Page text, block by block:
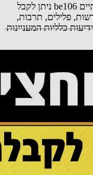
בהתחברות לקבוצת הוואטסאפ של חדשות גבעתיים be106 ניתן לקבל
פלילים, תרבות,
כלליות המעניינות
יש טעות. כתוב "עלות תלמיד ביסודי 536,765 ₪". צ"ל: עלות